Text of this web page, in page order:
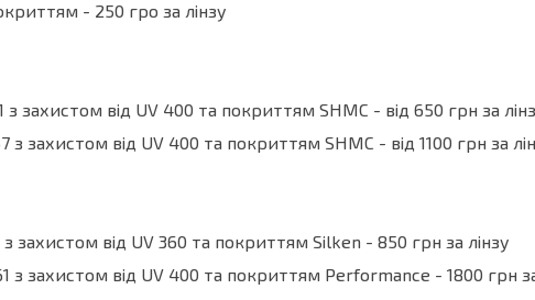
- 250 гро за лінзу
з захистом від UV 400 та покриттям SHMC - від 650 грн за
з захистом від UV 400 та покриттям SHMC - від 1100 грн за
захистом від UV 360 та покриттям Silken - 850 грн за лінзу
з захистом від UV 400 та покриттям Performance - 1800 грн